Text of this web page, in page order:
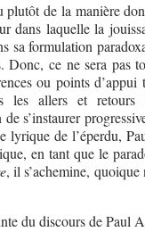
plutôt de la manière
dans laquelle la
sa formulation
Donc, ce ne sera pas
ou points d’appui
les allers et retours
s’instaurer
lyrique de l’éperdu,
en tant que le
, il s’achemine,
du discours de Paul